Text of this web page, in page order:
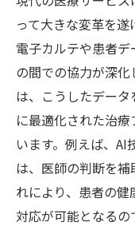
って大きな変革を遂
電子カルテや患者
の間での協力が深
は、こうしたデー
に最適化された治
います。例えば、
は、医師の判断を
れにより、患者の
対応が可能となる